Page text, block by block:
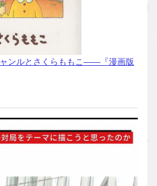
ンルとさくらももこ――『漫画版